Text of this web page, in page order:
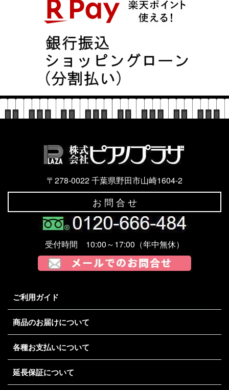
〒278-0022 千葉県野田市山崎1604-2
お 問 合 せ
受付時間 10:00～17:00（年中無休）
ご利用ガイド
商品のお届けについて
各種お支払いについて
延長保証について